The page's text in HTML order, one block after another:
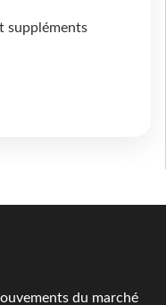
suppléments
du marché